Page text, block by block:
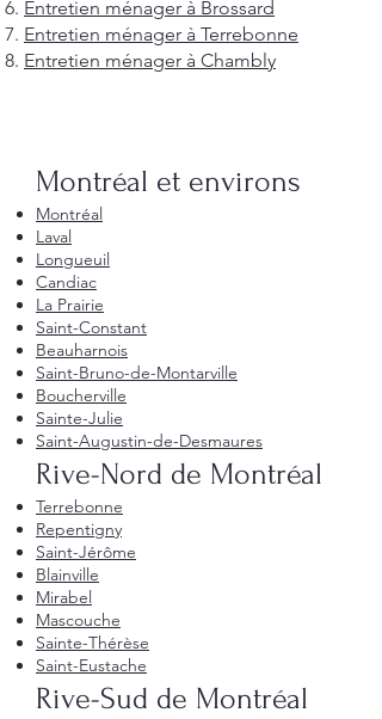
Entretien ménager à Brossard
Entretien ménager à Terrebonne
Entretien ménager à Chambly
Montréal et environs
Montréal
Laval
Longueuil
Candiac
La Prairie
Saint-Constant
Beauharnois
Saint-Bruno-de-Montarville
Boucherville
Sainte-Julie
Saint-Augustin-de-Desmaures
Rive-Nord de Montréal
Terrebonne
Repentigny
Saint-Jérôme
Blainville
Mirabel
Mascouche
Sainte-Thérèse
Saint-Eustache
Rive-Sud de Montréal